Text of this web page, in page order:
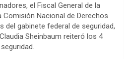
el Fiscal General de la
Comisión Nacional de Derechos
del gabinete federal de seguridad,
Sheinbaum reiteró los 4